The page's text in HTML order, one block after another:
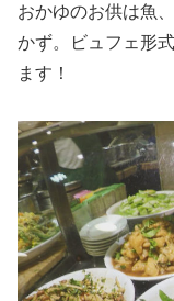
おかゆのお供は魚
かず。ビュフェ形
ます！